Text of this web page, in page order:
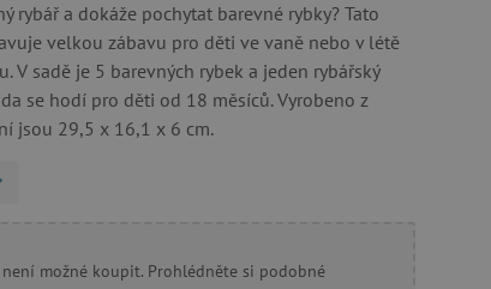
rybář a dokáže pochytat barevné rybky? Tato
velkou zábavu pro děti ve vaně nebo v létě
V sadě je 5 barevných rybek a jeden rybářský
se hodí pro děti od 18 měsíců. Vyrobeno z
jsou 29,5 x 16,1 x 6 cm.
možné koupit. Prohlédněte si podobné